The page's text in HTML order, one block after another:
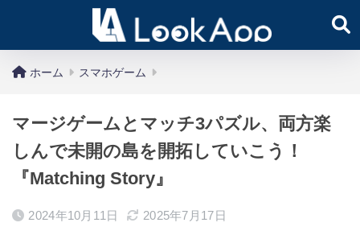
ホーム スマホゲーム
マージゲームとマッチ3パズル、両方楽
しんで未開の島を開拓していこう！
『Matching Story』
2024年10月11日 2025年7月17日